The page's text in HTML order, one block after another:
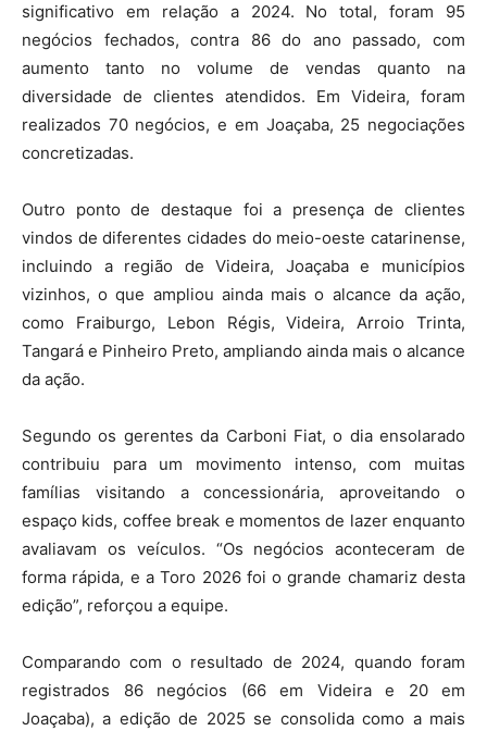
significativo em relação a 2024. No total, foram 95
negócios fechados, contra 86 do ano passado, com
aumento tanto no volume de vendas quanto na
diversidade de clientes atendidos. Em Videira, foram
realizados 70 negócios, e em Joaçaba, 25 negociações
concretizadas.
Outro ponto de destaque foi a presença de clientes
vindos de diferentes cidades do meio-oeste catarinense,
incluindo a região de Videira, Joaçaba e municípios
vizinhos, o que ampliou ainda mais o alcance da ação,
como Fraiburgo, Lebon Régis, Videira, Arroio Trinta,
Tangará e Pinheiro Preto, ampliando ainda mais o alcance
da ação.
Segundo os gerentes da Carboni Fiat, o dia ensolarado
contribuiu para um movimento intenso, com muitas
famílias visitando a concessionária, aproveitando o
espaço kids, coffee break e momentos de lazer enquanto
avaliavam os veículos. “Os negócios aconteceram de
forma rápida, e a Toro 2026 foi o grande chamariz desta
edição”, reforçou a equipe.
Comparando com o resultado de 2024, quando foram
registrados 86 negócios (66 em Videira e 20 em
Joaçaba), a edição de 2025 se consolida como a mais